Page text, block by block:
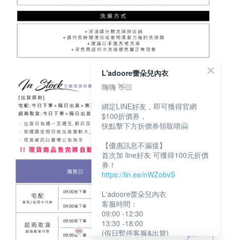
L'adoore蕾朵兒內衣
嗨嗨 👋🏻
綁定LINE好友，即可獲得官網
$100折價券，
快點擊下方折價券領取唷🤗
【優惠訊息不漏接】
首次加 line好友 可獲得100元折價
券！
https://lin.ee/nWZobvS
L'adoore蕾朵兒內衣
客服時間：
09:00 -12:30
13:30 -18:00
(假日暫停客服&出貨)